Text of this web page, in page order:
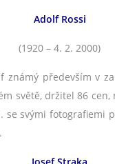
Adolf Rossi
(1920 – 4. 2. 2000)
známý především v
světě, držitel 86
se svými fotografiemi